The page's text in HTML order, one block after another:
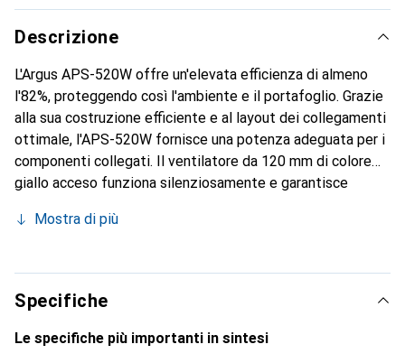
Descrizione
L'Argus APS-520W offre un'elevata efficienza di almeno
l'82%, proteggendo così l'ambiente e il portafoglio. Grazie
alla sua costruzione efficiente e al layout dei collegamenti
ottimale, l'APS-520W fornisce una potenza adeguata per i
componenti collegati. Il ventilatore da 120 mm di colore
giallo acceso funziona silenziosamente e garantisce
dell'alimentatore.
Mostra di più
Specifiche
Le specifiche più importanti in sintesi